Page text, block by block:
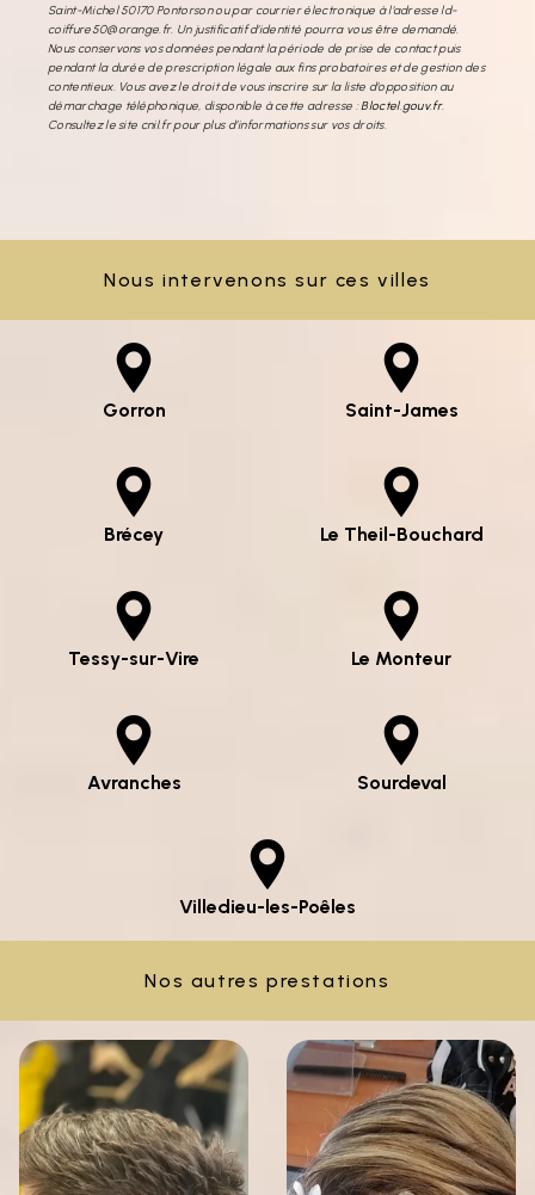
Saint-Michel 50170 Pontorson ou par courrier électronique à l'adresse ld-
coiffure50@orange.fr. Un justificatif d'identité pourra vous être demandé.
Nous conservons vos données pendant la période de prise de contact puis
pendant la durée de prescription légale aux fins probatoires et de gestion des
contentieux. Vous avez le droit de vous inscrire sur la liste d'opposition au
démarchage téléphonique, disponible à cette adresse :Bloctel.gouv.fr.
Consultez le site cnil.fr pour plus d’informations sur vos droits.
Nous intervenons sur ces villes
Gorron Saint-James
Brécey Le Theil-Bouchard
Tessy-sur-Vire Le Monteur
Avranches Sourdeval
Villedieu-les-Poêles
Nos autres prestations